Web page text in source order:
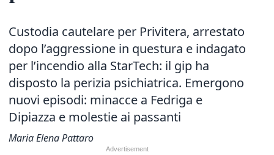
Custodia cautelare per Privitera, arrestato
dopo l’aggressione in questura e indagato
per l’incendio alla StarTech: il gip ha
disposto la perizia psichiatrica. Emergono
nuovi episodi: minacce a Fedriga e
Dipiazza e molestie ai passanti
Maria Elena Pattaro